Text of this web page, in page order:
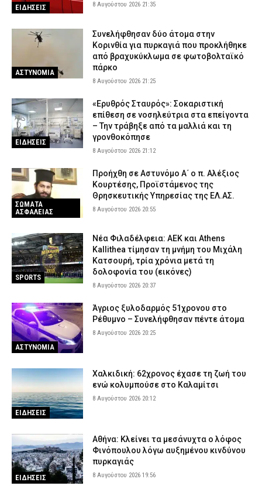
ΕΙΔΗΣΕΙΣ 8 Αυγούστου 2026 21:35
ΑΣΤΥΝΟΜΙΑ
Συνελήφθησαν δύο άτομα στην
Κορινθία για πυρκαγιά που προκλήθηκε
από βραχυκύκλωμα σε φωτοβολταϊκό
πάρκο
8 Αυγούστου 2026 21:25
ΕΙΔΗΣΕΙΣ
«Ερυθρός Σταυρός»: Σοκαριστική
επίθεση σε νοσηλεύτρια στα επείγοντα
– Την τράβηξε από τα μαλλιά και τη
γρονθοκόπησε
8 Αυγούστου 2026 21:12
ΣΩΜΑΤΑ
ΑΣΦΑΛΕΙΑΣ
Προήχθη σε Αστυνόμο Α΄ ο π. Αλέξιος
Κουρτέσης, Προϊστάμενος της
Θρησκευτικής Υπηρεσίας της ΕΛ.ΑΣ.
8 Αυγούστου 2026 20:55
SPORTS
Νέα Φιλαδέλφεια: ΑΕΚ και Athens
Kallithea τίμησαν τη μνήμη του Μιχάλη
Κατσουρή, τρία χρόνια μετά τη
δολοφονία του (εικόνες)
8 Αυγούστου 2026 20:37
ΑΣΤΥΝΟΜΙΑ
Άγριος ξυλοδαρμός 51χρονου στο
Ρέθυμνο – Συνελήφθησαν πέντε άτομα
8 Αυγούστου 2026 20:25
ΕΙΔΗΣΕΙΣ
Χαλκιδική: 62χρονος έχασε τη ζωή του
ενώ κολυμπούσε στο Καλαμίτσι
8 Αυγούστου 2026 20:12
ΕΙΔΗΣΕΙΣ
Αθήνα: Κλείνει τα μεσάνυχτα ο λόφος
Φινόπουλου λόγω αυξημένου κινδύνου
πυρκαγιάς
8 Αυγούστου 2026 19:56